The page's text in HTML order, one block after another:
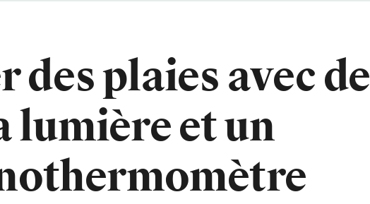
des plaies avec de
lumière et un